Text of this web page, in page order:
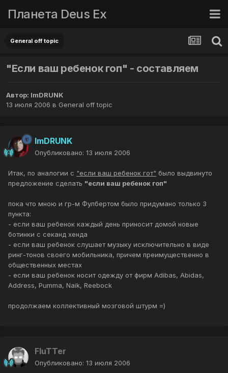
Планета Deus Ex
General off topic
"Если ваш ребенок гоп" - составляем
Автор: ImDRUNK
13 июля 2006 в General off topic
ImDRUNK
Опубликовано: 13 июля 2006
Итак, по аналогии с "если ваш ребенок гот" было выдвинуто
предложение сделать "если ваш ребенок гоп"
пока что мною и гр-м Фулбертом было придумано только 3
пункта:
- если ваш ребенок каждый день приносит домой новые
ботинки с секанд хенда
- если ваш ребенок слушает музыку исключительно в виде
ринг-тонов своего мобильника, причем преимущественно в
общественных местах
- если ваш ребенок носит одежду от фирм Adibas, Abidas,
Address, Pumma, Naik, Reebock
продолжаем коллективный мозговой штурм =)
FluTTer
Опубликовано: 13 июля 2006